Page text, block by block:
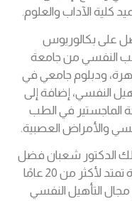
كلية الآداب والعلوم.
على بكالوريوس
النفسي من جامعة
ودبلوم جامعي في
النفسي، إضافة إلى
الماجستير في الطب
والأمراض العصبية.
الدكتور شعبان فضل
خبرة تمتد لأكثر من 20 عامًا
التأهيل النفسي